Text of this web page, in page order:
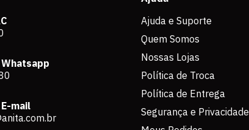
mail
Ajuda e Suporte
Quem Somos
Nossas Lojas
Política de Troca
Política de Entrega
Segurança e Privacidade